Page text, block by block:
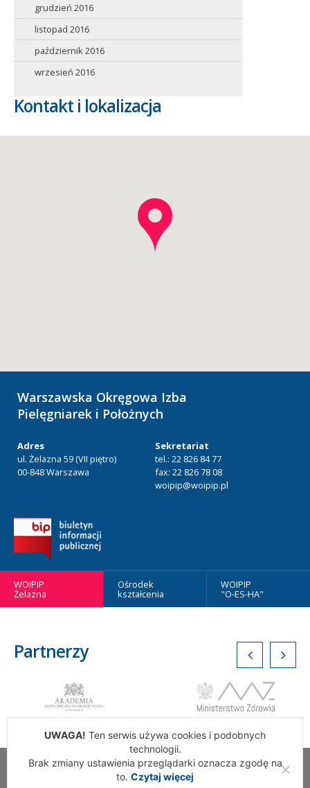
grudzień 2016
listopad 2016
październik 2016
wrzesień 2016
Kontakt i lokalizacja
Warszawska Okręgowa Izba
Pielęgniarek i Położnych
Adres
ul. Żelazna 59 (VII piętro)
00-848 Warszawa
Sekretariat
tel.: 22 826 84 77
fax: 22 826 78 08
woipip@woipip.pl
WOIPIP
Żelazna
Ośrodek
kształcenia
WOIPIP
"O-ES-HA"
Partnerzy
Wszelkie Prawa Zastrzeżone. Warszawska Okręgowa Izba
Pielęgniarek i Położnych
UWAGA! Ten serwis używa cookies i podobnych
technologii.
Brak zmiany ustawienia przeglądarki oznacza zgodę na
to. Czytaj więcej